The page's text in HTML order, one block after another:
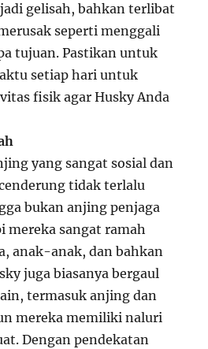
gelisah, bahkan terlibat
seperti menggali
tujuan. Pastikan untuk
setiap hari untuk
fisik agar Husky Anda
yang sangat sosial dan
tidak terlalu
bukan anjing penjaga
mereka sangat ramah
anak-anak, dan bahkan
juga biasanya bergaul
termasuk anjing dan
mereka memiliki naluri
Dengan pendekatan